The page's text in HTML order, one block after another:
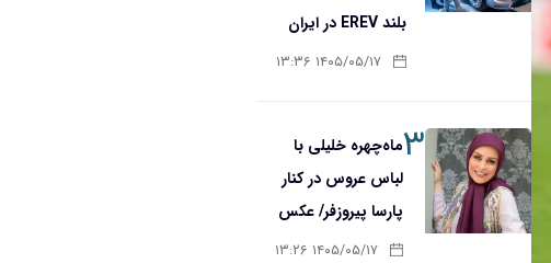
بلند EREV در ایران
۱۴۰۵/۰۵/۱۷ ۱۳:۳۶
۳ماه‌چهره خلیلی با
لباس عروس در کنار
پارسا پیروزفر/ عکس
۱۴۰۵/۰۵/۱۷ ۱۳:۲۶